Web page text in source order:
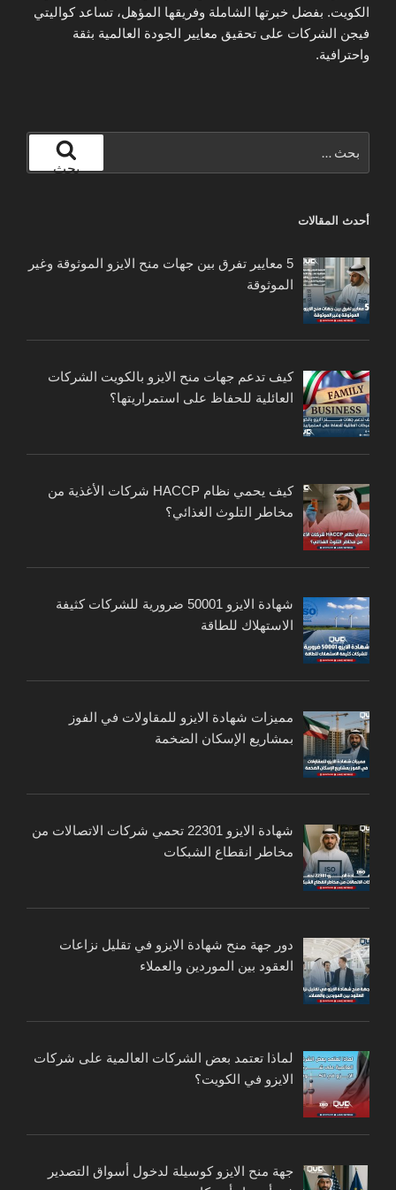
الكويت. بفضل خبرتها الشاملة وفريقها المؤهل، تساعد كواليتي
فيجن الشركات على تحقيق معايير الجودة العالمية بثقة
واحترافية.
عن:
بحث
أحدث المقالات
5 معايير تفرق بين جهات منح الايزو الموثوقة وغير
الموثوقة
كيف تدعم جهات منح الايزو بالكويت الشركات
العائلية للحفاظ على استمراريتها؟
كيف يحمي نظام HACCP شركات الأغذية من
مخاطر التلوث الغذائي؟
شهادة الايزو 50001 ضرورية للشركات كثيفة
الاستهلاك للطاقة
مميزات شهادة الايزو للمقاولات في الفوز
بمشاريع الإسكان الضخمة
شهادة الايزو 22301 تحمي شركات الاتصالات من
مخاطر انقطاع الشبكات
دور جهة منح شهادة الايزو في تقليل نزاعات
العقود بين الموردين والعملاء
لماذا تعتمد بعض الشركات العالمية على شركات
الايزو في الكويت؟
جهة منح الايزو كوسيلة لدخول أسواق التصدير